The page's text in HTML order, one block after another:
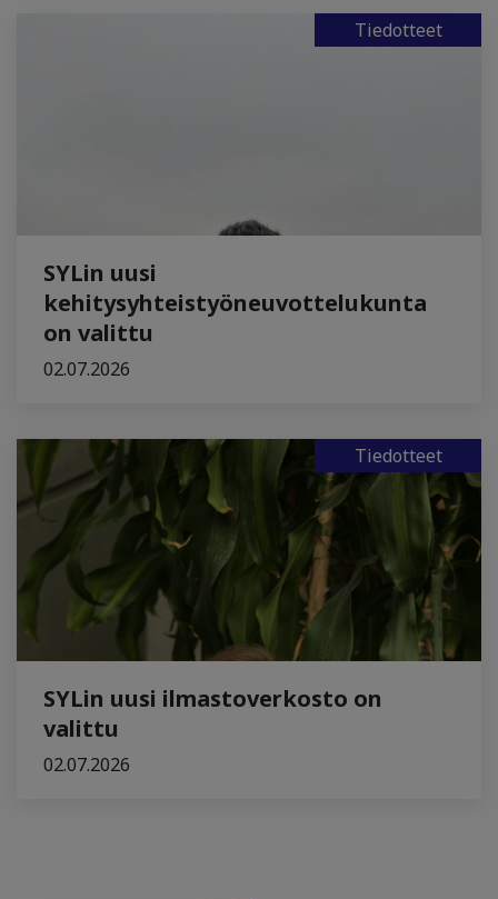
Tiedotteet
SYLin uusi
kehitysyhteistyöneuvottelukunta
on valittu
02.07.2026
Tiedotteet
SYLin uusi ilmastoverkosto on
valittu
02.07.2026